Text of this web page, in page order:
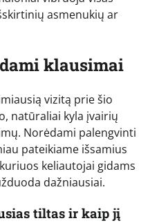
asmenukių ar
klausimai
vizitą prie šio
natūraliai kyla įvairių
Norėdami palengvinti
pateikiame išsamius
keliautojai gidams
dažniausiai.
tiltas ir kaip jį